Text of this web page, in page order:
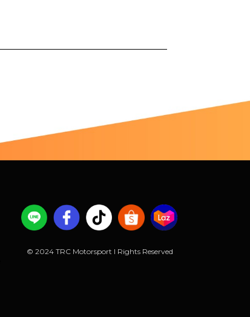
© 2024 TRC Motorsport l Rights Reserved